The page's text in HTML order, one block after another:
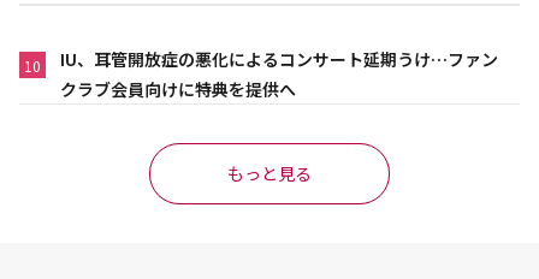
10
IU、耳管開放症の悪化によるコンサート延期うけ…ファン
クラブ会員向けに特典を提供へ
もっと見る